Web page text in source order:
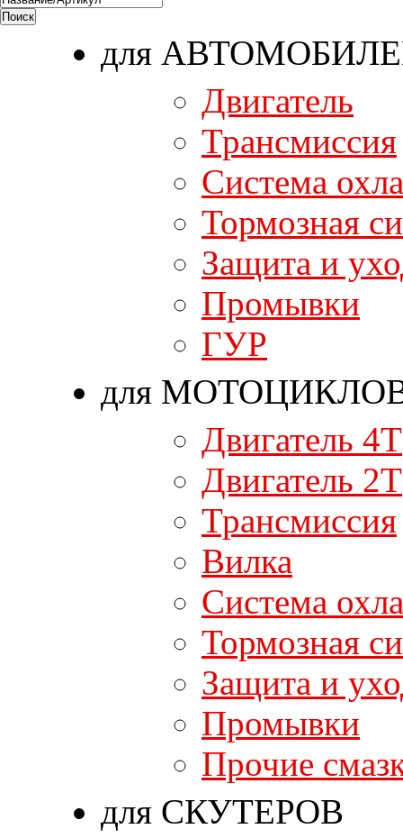
для
Двигатель
Трансмиссия
Система
Тормозная
Защита и
Промывки
ГУР
для
Двигатель 4T
Двигатель 2T
Трансмиссия
Вилка
Система
Тормозная
Защита и
Промывки
Прочие
для СКУТЕРОВ